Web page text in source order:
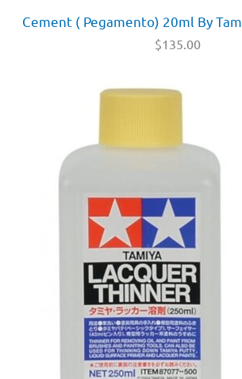
Cement ( Pegamento) 20ml By
$135.00